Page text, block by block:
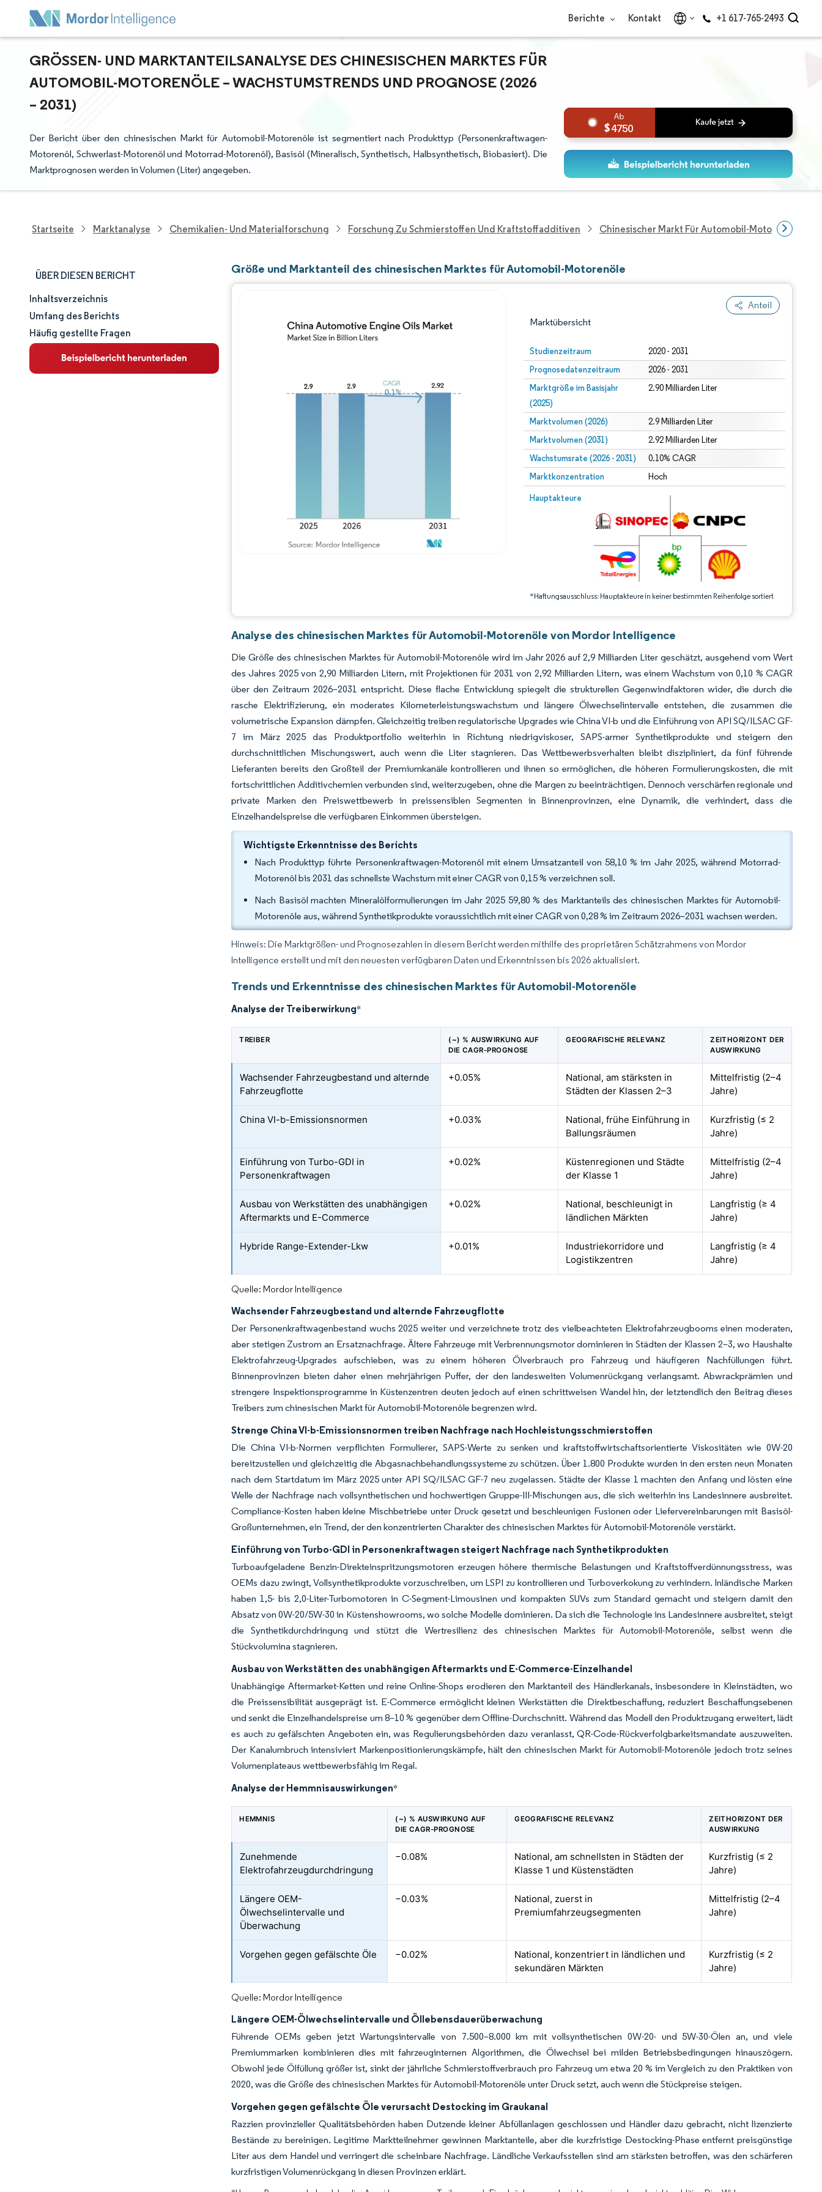
Berichte Kontakt +1 617-765-2493
GRÖSSEN- UND MARKTANTEILSANALYSE DES CHINESISCHEN MARKTES FÜR A
UTOMOBIL-MOTORENÖLE – WACHSTUMSTRENDS UND PROGNOSE (2026 –
2031)
Der Bericht über den chinesischen Markt für Automobil-Motorenöle ist segmentiert nach Produkttyp (Personenkraftwagen-
Motorenöl, Schwerlast-Motorenöl und Motorrad-Motorenöl), Basisöl (Mineralisch, Synthetisch, Halbsynthetisch, Biobasiert). Die
Marktprognosen werden in Volumen (Liter) angegeben.
4750
Startseite Marktanalyse Chemikalien- Und Materialforschung Forschung Zu Schmierstoffen Und Kraftstoffadditiven Chinesischer Markt Für Automobil-Motorenöle
ÜBER DIESEN BERICHT
Marktgröße und -anteil
Marktanalyse
Trends und Einblicke
Inhaltsverzeichnis
Umfang des Berichts
Häufig gestellte Fragen
Größe und Marktanteil des chinesischen Marktes für Automobil-Motorenöle
Anteil
Marktübersicht
Studienzeitraum 2020 - 2031
Prognosedatenzeitraum 2026 - 2031
Marktgröße im Basisjahr
(2025)
2.90 Milliarden Liter
Marktvolumen (2026) 2.9 Milliarden Liter
Marktvolumen (2031) 2.92 Milliarden Liter
Wachstumsrate (2026 - 2031) 0.10% CAGR
Marktkonzentration Hoch
Hauptakteure
*Haftungsausschluss: Hauptakteure in keiner bestimmten Reihenfolge sortiert
Bild © Mordor Intelligence. Wiederverwendung erfordert Namensnennung gemäß CC BY 4.0.
Bild © Mordor Intelligence. Wiederverwendung erfordert Namensnennung gemäß CC BY 4.0.
Analyse des chinesischen Marktes für Automobil-Motorenöle von Mordor Intelligence
Die Größe des chinesischen Marktes für Automobil-Motorenöle wird im Jahr 2026 auf 2,9 Milliarden Liter geschätzt, ausgehend vom Wert
des Jahres 2025 von 2,90 Milliarden Litern, mit Projektionen für 2031 von 2,92 Milliarden Litern, was einem Wachstum von 0,10 % CAGR
über den Zeitraum 2026–2031 entspricht. Diese flache Entwicklung spiegelt die strukturellen Gegenwindfaktoren wider, die durch die
rasche Elektrifizierung, ein moderates Kilometerleistungswachstum und längere Ölwechselintervalle entstehen, die zusammen die
volumetrische Expansion dämpfen. Gleichzeitig treiben regulatorische Upgrades wie China VI-b und die Einführung von API SQ/ILSAC GF-
7 im März 2025 das Produktportfolio weiterhin in Richtung niedrigviskoser, SAPS-armer Synthetikprodukte und steigern den
durchschnittlichen Mischungswert, auch wenn die Liter stagnieren. Das Wettbewerbsverhalten bleibt diszipliniert, da fünf führende
Lieferanten bereits den Großteil der Premiumkanäle kontrollieren und ihnen so ermöglichen, die höheren Formulierungskosten, die mit
fortschrittlichen Additivchemien verbunden sind, weiterzugeben, ohne die Margen zu beeinträchtigen. Dennoch verschärfen regionale und
private Marken den Preiswettbewerb in preissensiblen Segmenten in Binnenprovinzen, eine Dynamik, die verhindert, dass die
Einzelhandelspreise die verfügbaren Einkommen übersteigen.
Wichtigste Erkenntnisse des Berichts
Nach Produkttyp führte Personenkraftwagen-Motorenöl mit einem Umsatzanteil von 58,10 % im Jahr 2025, während Motorrad-
Motorenöl bis 2031 das schnellste Wachstum mit einer CAGR von 0,15 % verzeichnen soll.
Nach Basisöl machten Mineralölformulierungen im Jahr 2025 59,80 % des Marktanteils des chinesischen Marktes für Automobil-
Motorenöle aus, während Synthetikprodukte voraussichtlich mit einer CAGR von 0,28 % im Zeitraum 2026–2031 wachsen werden.
Hinweis: Die Marktgrößen- und Prognosezahlen in diesem Bericht werden mithilfe des proprietären Schätzrahmens von Mordor
Intelligence erstellt und mit den neuesten verfügbaren Daten und Erkenntnissen bis 2026 aktualisiert.
Trends und Erkenntnisse des chinesischen Marktes für Automobil-Motorenöle
Analyse der Treiberwirkung*
TREIBER
(~) % AUSWIRKUNG AUF
DIE CAGR-PROGNOSE
GEOGRAFISCHE RELEVANZ
ZEITHORIZONT DER
AUSWIRKUNG
Wachsender Fahrzeugbestand und alternde
Fahrzeugflotte
+0.05%
National, am stärksten in
Städten der Klassen 2–3
Mittelfristig (2–4
Jahre)
China VI-b-Emissionsnormen +0.03%
National, frühe Einführung in
Ballungsräumen
Kurzfristig (≤ 2
Jahre)
Einführung von Turbo-GDI in
Personenkraftwagen
+0.02%
Küstenregionen und Städte
der Klasse 1
Mittelfristig (2–4
Jahre)
Ausbau von Werkstätten des unabhängigen
Aftermarkts und E-Commerce
+0.02%
National, beschleunigt in
ländlichen Märkten
Langfristig (≥ 4
Jahre)
Hybride Range-Extender-Lkw +0.01%
Industriekorridore und
Logistikzentren
Langfristig (≥ 4
Jahre)
Quelle: Mordor Intelligence
Wachsender Fahrzeugbestand und alternde Fahrzeugflotte
Der Personenkraftwagenbestand wuchs 2025 weiter und verzeichnete trotz des vielbeachteten Elektrofahrzeugbooms einen moderaten,
aber stetigen Zustrom an Ersatznachfrage. Ältere Fahrzeuge mit Verbrennungsmotor dominieren in Städten der Klassen 2–3, wo Haushalte
Elektrofahrzeug-Upgrades aufschieben, was zu einem höheren Ölverbrauch pro Fahrzeug und häufigeren Nachfüllungen führt.
Binnenprovinzen bieten daher einen mehrjährigen Puffer, der den landesweiten Volumenrückgang verlangsamt. Abwrackprämien und
strengere Inspektionsprogramme in Küstenzentren deuten jedoch auf einen schrittweisen Wandel hin, der letztendlich den Beitrag dieses
Treibers zum chinesischen Markt für Automobil-Motorenöle begrenzen wird.
Strenge China VI-b-Emissionsnormen treiben Nachfrage nach Hochleistungsschmierstoffen
Die China VI-b-Normen verpflichten Formulierer, SAPS-Werte zu senken und kraftstoffwirtschaftsorientierte Viskositäten wie 0W-20
bereitzustellen und gleichzeitig die Abgasnachbehandlungssysteme zu schützen. Über 1.800 Produkte wurden in den ersten neun Monaten
nach dem Startdatum im März 2025 unter API SQ/ILSAC GF-7 neu zugelassen. Städte der Klasse 1 machten den Anfang und lösten eine
Welle der Nachfrage nach vollsynthetischen und hochwertigen Gruppe-III-Mischungen aus, die sich weiterhin ins Landesinnere ausbreitet.
Compliance-Kosten haben kleine Mischbetriebe unter Druck gesetzt und beschleunigen Fusionen oder Liefervereinbarungen mit Basisöl-
Großunternehmen, ein Trend, der den konzentrierten Charakter des chinesischen Marktes für Automobil-Motorenöle verstärkt.
Einführung von Turbo-GDI in Personenkraftwagen steigert Nachfrage nach Synthetikprodukten
Turboaufgeladene Benzin-Direkteinspritzungsmotoren erzeugen höhere thermische Belastungen und Kraftstoffverdünnungsstress, was
OEMs dazu zwingt, Vollsynthetikprodukte vorzuschreiben, um LSPI zu kontrollieren und Turboverkokung zu verhindern. Inländische Marken
haben 1,5- bis 2,0-Liter-Turbomotoren in C-Segment-Limousinen und kompakten SUVs zum Standard gemacht und steigern damit den
Absatz von 0W-20/5W-30 in Küstenshowrooms, wo solche Modelle dominieren. Da sich die Technologie ins Landesinnere ausbreitet, steigt
die Synthetikdurchdringung und stützt die Wertresilienz des chinesischen Marktes für Automobil-Motorenöle, selbst wenn die
Stückvolumina stagnieren.
Ausbau von Werkstätten des unabhängigen Aftermarkts und E-Commerce-Einzelhandel
Unabhängige Aftermarket-Ketten und reine Online-Shops erodieren den Marktanteil des Händlerkanals, insbesondere in Kleinstädten, wo
die Preissensibilität ausgeprägt ist. E-Commerce ermöglicht kleinen Werkstätten die Direktbeschaffung, reduziert Beschaffungsebenen
und senkt die Einzelhandelspreise um 8–10 % gegenüber dem Offline-Durchschnitt. Während das Modell den Produktzugang erweitert, lädt
es auch zu gefälschten Angeboten ein, was Regulierungsbehörden dazu veranlasst, QR-Code-Rückverfolgbarkeitsmandate auszuweiten.
Der Kanalumbruch intensiviert Markenpositionierungskämpfe, hält den chinesischen Markt für Automobil-Motorenöle jedoch trotz seines
Volumenplateaus wettbewerbsfähig im Regal.
Analyse der Hemmnisauswirkungen*
HEMMNIS
(~) % AUSWIRKUNG AUF
DIE CAGR-PROGNOSE
GEOGRAFISCHE RELEVANZ
ZEITHORIZONT DER
AUSWIRKUNG
Zunehmende
Elektrofahrzeugdurchdringung
−0.08%
National, am schnellsten in Städten der
Klasse 1 und Küstenstädten
Kurzfristig (≤ 2
Jahre)
Längere OEM-
Ölwechselintervalle und
Überwachung
−0.03%
National, zuerst in
Premiumfahrzeugsegmenten
Mittelfristig (2–4
Jahre)
Vorgehen gegen gefälschte Öle −0.02%
National, konzentriert in ländlichen und
sekundären Märkten
Kurzfristig (≤ 2
Jahre)
Quelle: Mordor Intelligence
Längere OEM-Ölwechselintervalle und Öllebensdauerüberwachung
Führende OEMs geben jetzt Wartungsintervalle von 7.500–8.000 km mit vollsynthetischen 0W-20- und 5W-30-Ölen an, und viele
Premiummarken kombinieren dies mit fahrzeuginternen Algorithmen, die Ölwechsel bei milden Betriebsbedingungen hinauszögern.
Obwohl jede Ölfüllung größer ist, sinkt der jährliche Schmierstoffverbrauch pro Fahrzeug um etwa 20 % im Vergleich zu den Praktiken von
2020, was die Größe des chinesischen Marktes für Automobil-Motorenöle unter Druck setzt, auch wenn die Stückpreise steigen.
Vorgehen gegen gefälschte Öle verursacht Destocking im Graukanal
Razzien provinzieller Qualitätsbehörden haben Dutzende kleiner Abfüllanlagen geschlossen und Händler dazu gebracht, nicht lizenzierte
Bestände zu bereinigen. Legitime Marktteilnehmer gewinnen Marktanteile, aber die kurzfristige Destocking-Phase entfernt preisgünstige
Liter aus dem Handel und verringert die scheinbare Nachfrage. Ländliche Verkaufsstellen sind am stärksten betroffen, was den schärferen
kurzfristigen Volumenrückgang in diesen Provinzen erklärt.